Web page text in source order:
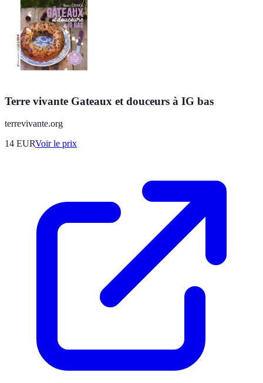
Terre vivante Gateaux et douceurs à IG bas
terrevivante.org
14 EURVoir le prix